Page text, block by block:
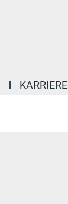
KARRIERE